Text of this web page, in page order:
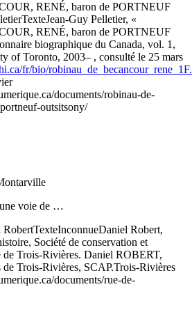
RENÉ, baron de PORTNEUF
TexteJean-Guy Pelletier, «
RENÉ, baron de PORTNEUF
biographique du Canada, vol. 1,
of Toronto, 2003– , consulté le 25 mars
fr/bio/
documents/robinau-de-
outsitsony/
voie de …
RobertTexteInconnueDaniel Robert,
Société de conservation et
Trois-Rivières. Daniel ROBERT,
Trois-Rivières, SCAP.Trois-Rivières
documents/rue-de-